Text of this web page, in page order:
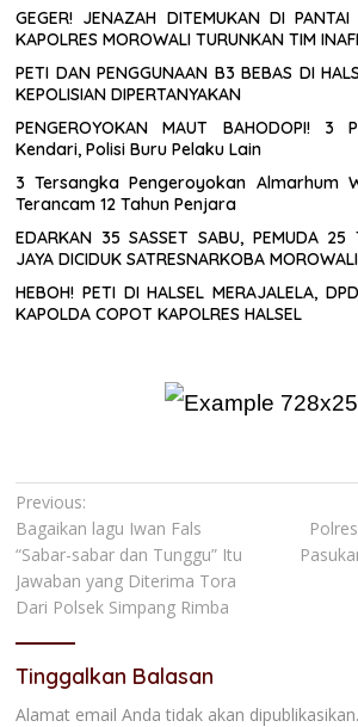
GEGER! JENAZAH DITEMUKAN DI PANTAI
KAPOLRES MOROWALI TURUNKAN TIM
PETI DAN PENGGUNAAN B3 BEBAS DI
KEPOLISIAN DIPERTANYAKAN
PENGEROYOKAN MAUT BAHODOPI!
Kendari, Polisi Buru Pelaku Lain
3 Tersangka Pengeroyokan Almarhum
Terancam 12 Tahun Penjara
EDARKAN 35 SASSET SABU, PEMUDA 25
JAYA DICIDUK SATRESNARKOBA MOROWALI
HEBOH! PETI DI HALSEL MERAJALELA,
KAPOLDA COPOT KAPOLRES HALSEL
Navigasi
pos
Previous:
Bagaikan lagu Iwan Fals
“Sabar-sabar dan Tunggu” Itu
Jawaban yang Diterima Tora
Dari Polsek Simpang Rimba
Tinggalkan Balasan
Alamat email Anda tidak akan dipublikasikan.